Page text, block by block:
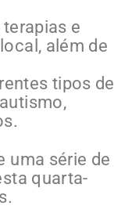
e
além de
tipos de
uma série de
quarta-